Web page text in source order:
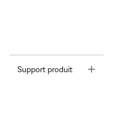
Support produit